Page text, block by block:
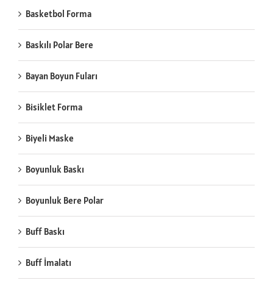
Basketbol Forma
Baskılı Polar Bere
Bayan Boyun Fuları
Bisiklet Forma
Biyeli Maske
Boyunluk Baskı
Boyunluk Bere Polar
Buff Baskı
Buff İmalatı